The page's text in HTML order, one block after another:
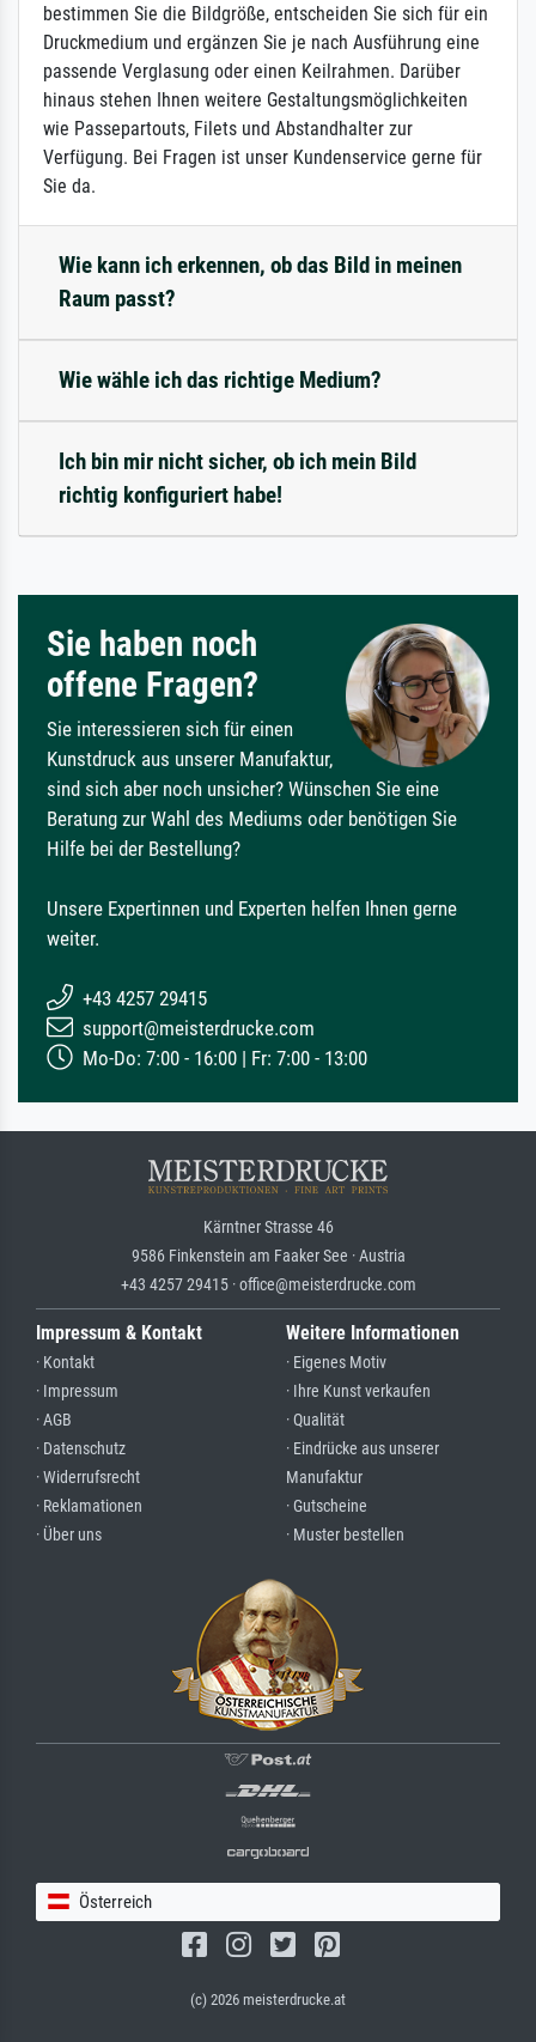
bestimmen Sie die Bildgröße, entscheiden Sie sich für ein
Druckmedium und ergänzen Sie je nach Ausführung eine
passende Verglasung oder einen Keilrahmen. Darüber
hinaus stehen Ihnen weitere Gestaltungsmöglichkeiten
wie Passepartouts, Filets und Abstandhalter zur
Verfügung. Bei Fragen ist unser Kundenservice gerne für
Sie da.
Wie kann ich erkennen, ob das Bild in meinen
Raum passt?
Wie wähle ich das richtige Medium?
Ich bin mir nicht sicher, ob ich mein Bild
richtig konfiguriert habe!
Sie haben noch
offene Fragen?
Sie interessieren sich für einen
Kunstdruck aus unserer Manufaktur,
sind sich aber noch unsicher? Wünschen Sie eine
Beratung zur Wahl des Mediums oder benötigen Sie
Hilfe bei der Bestellung?
Unsere Expertinnen und Experten helfen Ihnen gerne
weiter.
+43 4257 29415
support@meisterdrucke.com
Mo-Do: 7:00 - 16:00 | Fr: 7:00 - 13:00
Kärntner Strasse 46
9586 Finkenstein am Faaker See · Austria
+43 4257 29415 · office@meisterdrucke.com
Impressum & Kontakt
· Kontakt
· Impressum
· AGB
· Datenschutz
· Widerrufsrecht
· Reklamationen
· Über uns
Weitere Informationen
· Eigenes Motiv
· Ihre Kunst verkaufen
· Qualität
· Eindrücke aus unserer
Manufaktur
· Gutscheine
· Muster bestellen
Österreich
(c) 2026 meisterdrucke.at